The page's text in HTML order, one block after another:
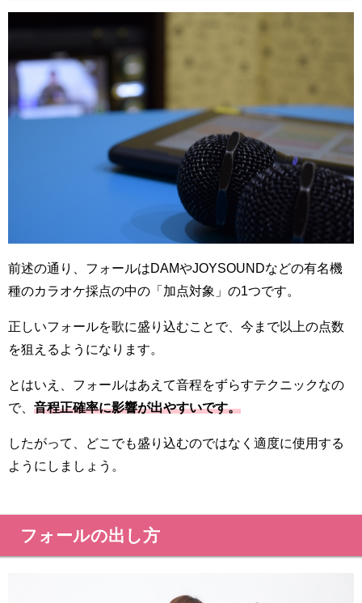
前述の通り、フォールはDAMやJOYSOUNDなどの有名機
種のカラオケ採点の中の「加点対象」の1つです。
正しいフォールを歌に盛り込むことで、今まで以上の点数
を狙えるようになります。
とはいえ、フォールはあえて音程をずらすテクニックなの
で、 音程正確率に影響が出やすいです。
したがって、どこでも盛り込むのではなく適度に使用する
ようにしましょう。
フォールの出し方